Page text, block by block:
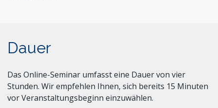
Dauer
Das Online-Seminar umfasst eine Dauer von vier
Stunden. Wir empfehlen Ihnen, sich bereits 15 Minuten
vor Veranstaltungsbeginn einzuwählen.